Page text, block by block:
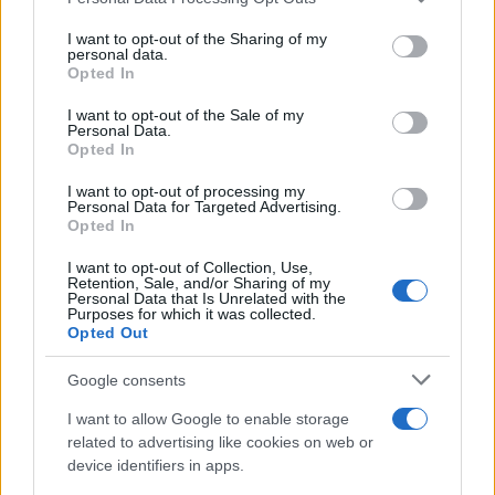
not limited to your visit or usage behaviour. You may click to
grant or deny consent to Google and its third-party tags to
use your data for below specified purposes in below Google
consent section.
I want to opt-out of the Sharing of my
personal data.
Opted In
I want to opt-out of the Sale of my
Personal Data.
Opted In
I want to opt-out of processing my
Personal Data for Targeted Advertising.
Opted In
I want to opt-out of Collection, Use,
Retention, Sale, and/or Sharing of my
Personal Data that Is Unrelated with the
Purposes for which it was collected.
Opted Out
Google consents
I want to allow Google to enable storage
related to advertising like cookies on web or
device identifiers in apps.
θρησκευτικού
κινήματος - Συνελήφθη
ο οδηγός (βίντεο)
έχει θέση στην πόλη μας
και η βία ή ο εκφοβισμός
Νεοϋορκέζων είναι
απαράδεκτος», δήλωσε ο
ΗΠΑ
πριν 10 λεπτά
βουλευτικές εκλογές
για το κόμμα
«Γιάμπλακο»